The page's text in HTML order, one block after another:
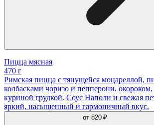
Пицца мясная
470 г
Римская пицца с тянущейся моцареллой,
колбасками чоризо и пепперони,
куриной грудкой. Соус Наполи и свежая
яркий, насыщенный и гармоничный вкус.
от 820 ₽